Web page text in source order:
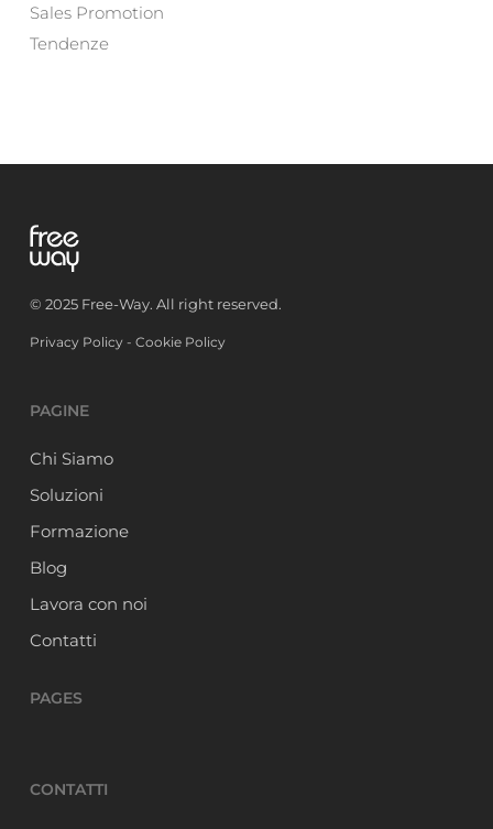
Sales Promotion
Tendenze
© 2025 Free-Way. All right reserved.
Privacy Policy- Cookie Policy
PAGINE
Chi Siamo
Soluzioni
Formazione
Blog
Lavora con noi
Contatti
PAGES
CONTATTI